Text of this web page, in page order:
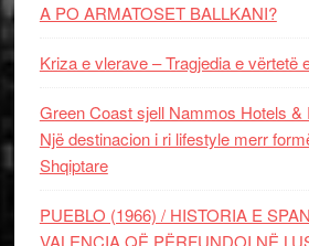
A PO ARMATOSET BALLKANI?
Kriza e vlerave – Tragjedia e vërtetë
Green Coast sjell Nammos Hotels &
Një destinacion i ri lifestyle merr
Shqiptare
PUEBLO (1966) / HISTORIA E
VALENCIA QË PËRFUNDOI NË